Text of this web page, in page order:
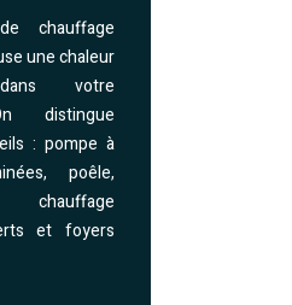
chauffage
une chaleur
votre
distingue
: pompe à
poêle,
et foyers